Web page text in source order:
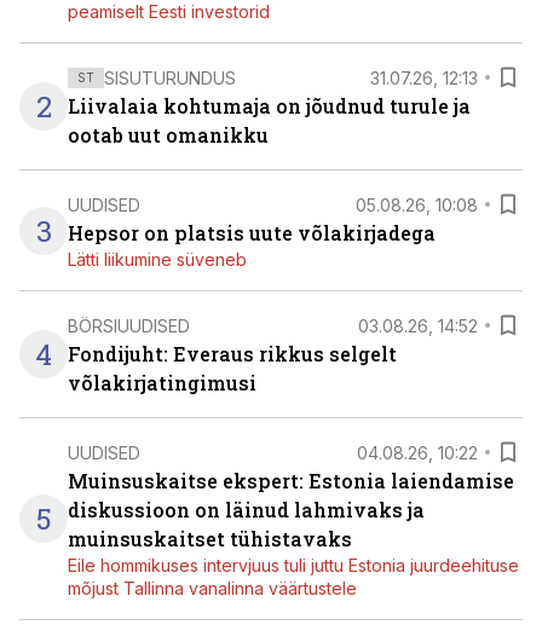
peamiselt Eesti investorid
2
ST SISUTURUNDUS 31.07.26, 12:13
Liivalaia kohtumaja on jõudnud turule ja
ootab uut omanikku
3
UUDISED 05.08.26, 10:08
Hepsor on platsis uute võlakirjadega
Lätti liikumine süveneb
4
BÖRSIUUDISED 03.08.26, 14:52
Fondijuht: Everaus rikkus selgelt
võlakirjatingimusi
5
UUDISED 04.08.26, 10:22
Muinsuskaitse ekspert: Estonia laiendamise
diskussioon on läinud lahmivaks ja
muinsuskaitset tühistavaks
Eile hommikuses intervjuus tuli juttu Estonia juurdeehituse
mõjust Tallinna vanalinna väärtustele